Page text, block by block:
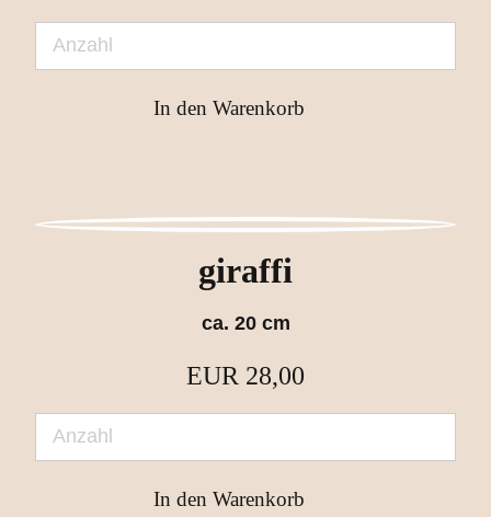
giraffi
ca. 20 cm
EUR 28,00